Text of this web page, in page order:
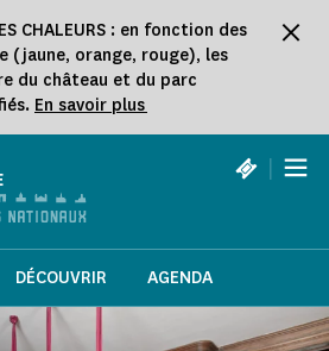
CHALEURS : en fonction des
(jaune, orange, rouge), les
du château et du parc
En savoir plus
|
DÉCOUVRIR AGENDA